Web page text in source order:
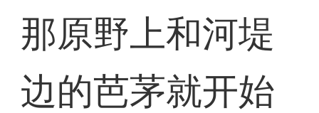
那原野上和河堤
边的芭茅就开始